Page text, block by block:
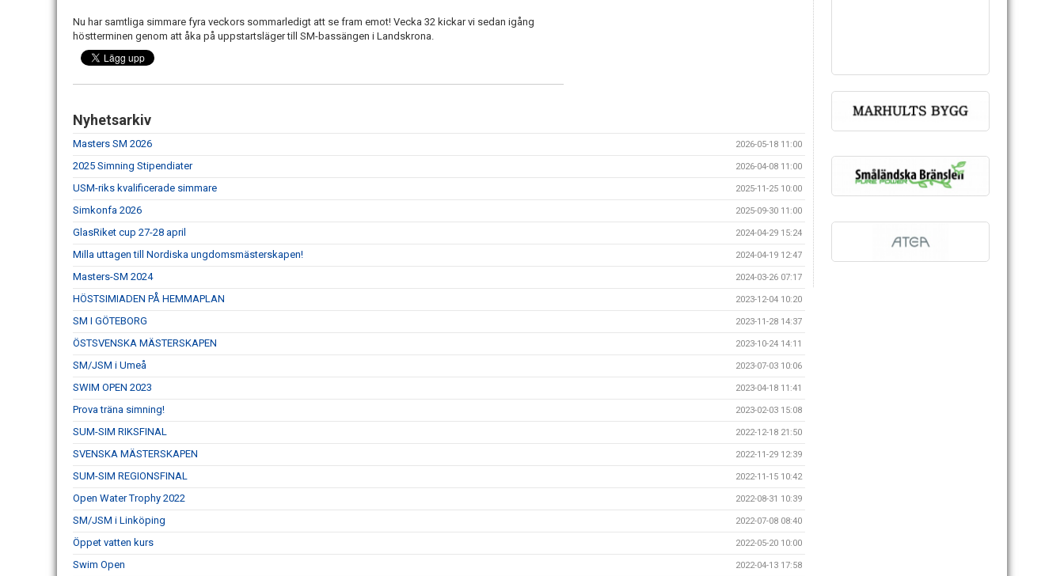
Nu har samtliga simmare fyra veckors sommarledigt att se fram emot! Vecka 32 kickar vi sedan igång
höstterminen genom att åka på uppstartsläger till SM-bassängen i Landskrona.
Nyhetsarkiv
Masters SM 2026 2026-05-18 11:00
2025 Simning Stipendiater 2026-04-08 11:00
USM-riks kvalificerade simmare 2025-11-25 10:00
Simkonfa 2026 2025-09-30 11:00
GlasRiket cup 27-28 april 2024-04-29 15:24
Milla uttagen till Nordiska ungdomsmästerskapen! 2024-04-19 12:47
Masters-SM 2024 2024-03-26 07:17
HÖSTSIMIADEN PÅ HEMMAPLAN 2023-12-04 10:20
SM I GÖTEBORG 2023-11-28 14:37
ÖSTSVENSKA MÄSTERSKAPEN 2023-10-24 14:11
SM/JSM i Umeå 2023-07-03 10:06
SWIM OPEN 2023 2023-04-18 11:41
Prova träna simning! 2023-02-03 15:08
SUM-SIM RIKSFINAL 2022-12-18 21:50
SVENSKA MÄSTERSKAPEN 2022-11-29 12:39
SUM-SIM REGIONSFINAL 2022-11-15 10:42
Open Water Trophy 2022 2022-08-31 10:39
SM/JSM i Linköping 2022-07-08 08:40
Öppet vatten kurs 2022-05-20 10:00
Swim Open 2022-04-13 17:58